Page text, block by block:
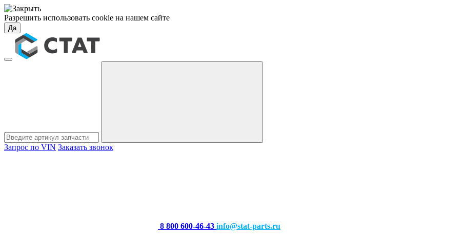
Разрешить использовать cookie на нашем сайте
Да
Запрос по VIN Заказать звонок
8 800 600-46-43 info@stat-parts.ru